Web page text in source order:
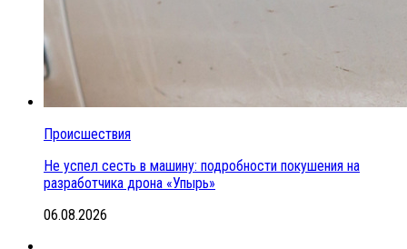
Происшествия
Не успел сесть в машину: подробности покушения на
разработчика дрона «Упырь»
06.08.2026